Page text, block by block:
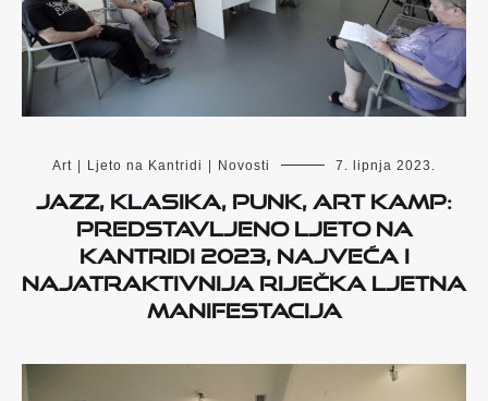
Art | Ljeto na Kantridi | Novosti 7. lipnja 2023.
Jazz, klasika, punk, Art Kamp:
Predstavljeno Ljeto na
Kantridi 2023, najveća i
najatraktivnija riječka ljetna
manifestacija